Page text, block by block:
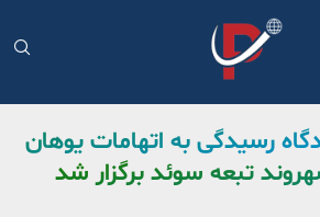
رسیدگی به اتهامات یوهان
تبعه سوئد برگزار شد